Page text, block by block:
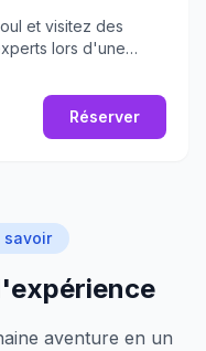
et visitez des
lors d'une
Réserver
aventure en un